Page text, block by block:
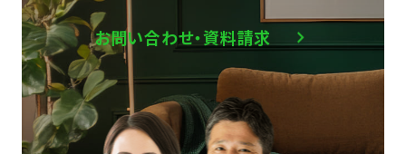
お問い合わせ・資料請求